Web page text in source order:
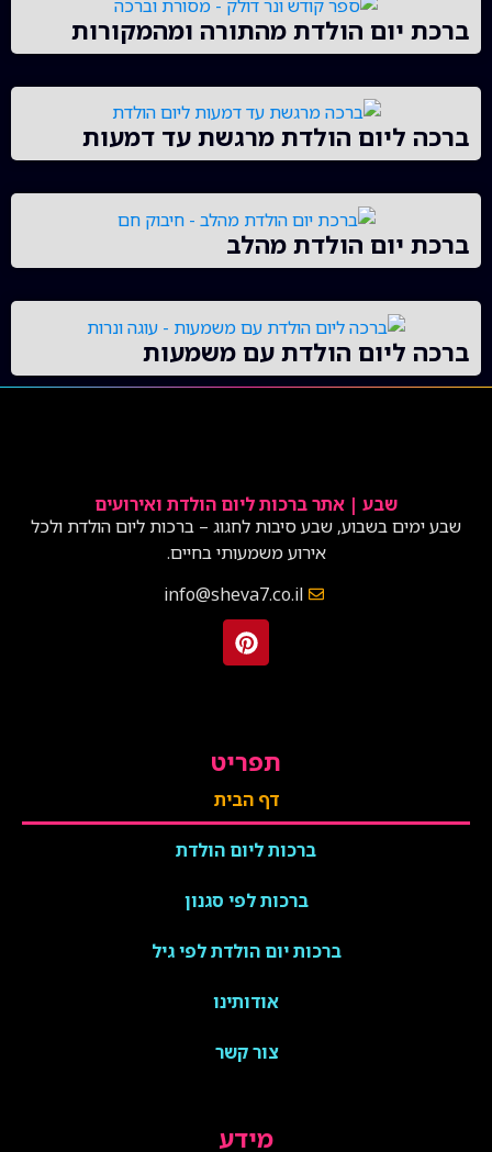
ברכת יום הולדת מהתורה ומהמקורות
ברכה ליום הולדת מרגשת עד דמעות
ברכת יום הולדת מהלב
ברכה ליום הולדת עם משמעות
שבע | אתר ברכות ליום הולדת ואירועים
שבע ימים בשבוע, שבע סיבות לחגוג – ברכות ליום הולדת ולכל
אירוע משמעותי בחיים.
info@sheva7.co.il
תפריט
דף הבית
ברכות ליום הולדת
ברכות לפי סגנון
ברכות יום הולדת לפי גיל
אודותינו
צור קשר
מידע